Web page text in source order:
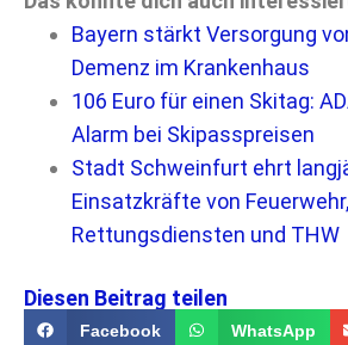
Bayern stärkt Versorgung
Demenz im Krankenhaus
106 Euro für einen Skitag:
Alarm bei Skipasspreisen
Stadt Schweinfurt ehrt
Einsatzkräfte von Feuerwehr,
Rettungsdiensten und THW
Diesen Beitrag teilen
Facebook WhatsApp